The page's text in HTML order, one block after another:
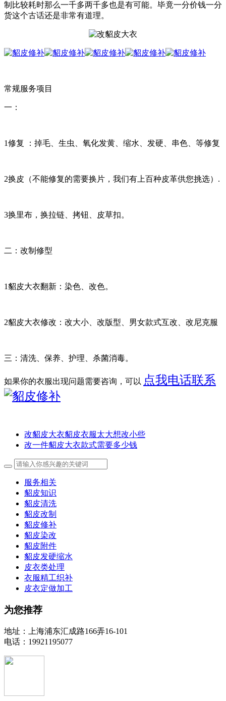
制比较耗时那么一千多两千多也是有可能。毕竟一分价钱一分
货这个古话还是非常有道理。
常规服务项目
一：
1修复 ：掉毛、生虫、氧化发黄、缩水、发硬、串色、等修复
2换皮（不能修复的需要换片，我们有上百种皮革供您挑选）.
3换里布，换拉链、拷钮、皮草扣。
二：改制修型
1貂皮大衣翻新：染色、改色。
2貂皮大衣修改：改大小、改版型、男女款式互改、改尼克服
三：清洗、保养、护理、杀菌消毒。
如果你的衣服出现问题需要咨询，可以 点我电话联系
改貂皮大衣貂皮衣服太大想改小些
改一件貂皮大衣款式需要多少钱
服务相关
貂皮知识
貂皮清洗
貂皮改制
貂皮修补
貂皮染改
貂皮附件
貂皮发硬缩水
皮衣类处理
衣服精工织补
皮衣定做加工
为您推荐
地址：上海浦东汇成路166弄16-101
电话：19921195077